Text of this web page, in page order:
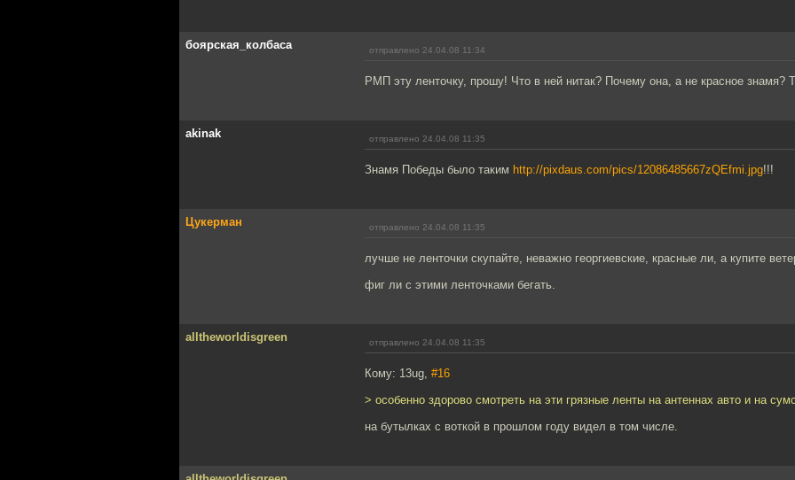
боярская_колбаса отправлено 24.04.08 11:34
РМП эту ленточку, прошу! Что в ней нитак? Почему она, а не красное знамя?
akinak отправлено 24.04.08 11:35
Знамя Победы было таким http://pixdaus.com/pics/12086485667zQEfmi.jpg!!!
Цукерман отправлено 24.04.08 11:35
лучше не ленточки скупайте, неважно георгиевские, красные ли, а купите
фиг ли с этими ленточками бегать.
alltheworldisgreen отправлено 24.04.08 11:35
Кому: 13ug, #16
> особенно здорово смотреть на эти грязные ленты на антеннах авто и на
на бутылках с воткой в прошлом году видел в том числе.